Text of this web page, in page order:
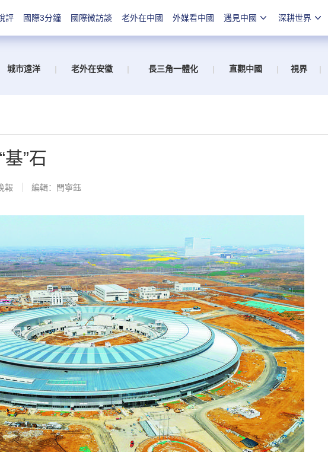
評 國際3分鐘 國際微訪談 老外在中國 外媒看中國 遇見中國 深耕世界
城市遠洋 | 老外在安徽 | 長三角一體化 | 直觀中國 | 視界 |
”石
報 編輯：閆寧鈺